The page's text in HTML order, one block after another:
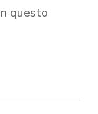
questo